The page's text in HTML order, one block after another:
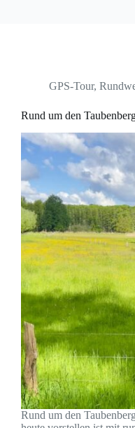
GPS-Tour,
Rund um den
Rund um den